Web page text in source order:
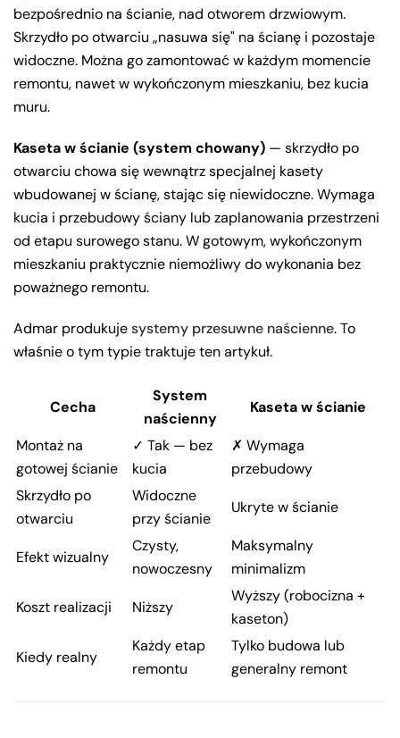
bezpośrednio na ścianie, nad otworem drzwiowym.
Skrzydło po otwarciu „nasuwa się" na ścianę i pozostaje
widoczne. Można go zamontować w każdym momencie
remontu, nawet w wykończonym mieszkaniu, bez kucia
muru.
Kaseta w ścianie (system chowany) — skrzydło po
otwarciu chowa się wewnątrz specjalnej kasety
wbudowanej w ścianę, stając się niewidoczne. Wymaga
kucia i przebudowy ściany lub zaplanowania przestrzeni
od etapu surowego stanu. W gotowym, wykończonym
mieszkaniu praktycznie niemożliwy do wykonania bez
poważnego remontu.
Admar produkujesystemy przesuwne naścienne. To
właśnie o tym typie traktuje ten artykuł.
Cecha
System
naścienny
Kaseta w ścianie
Montaż na
gotowej ścianie
✓ Tak — bez
kucia
✗ Wymaga
przebudowy
Skrzydło po
otwarciu
Widoczne
przy ścianie
Ukryte w ścianie
Efekt wizualny
Czysty,
nowoczesny
Maksymalny
minimalizm
Koszt realizacji Niższy
Wyższy (robocizna +
kaseton)
Kiedy realny
Każdy etap
remontu
Tylko budowa lub
generalny remont